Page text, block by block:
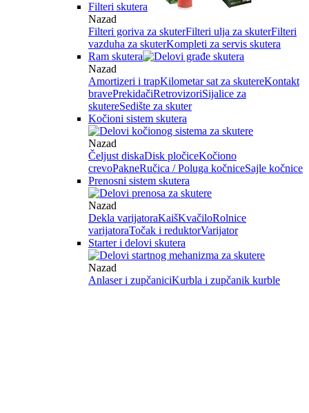
Filteri skutera
Nazad
Filteri goriva za skuterFilteri ulja za skuterFilteri
vazduha za skuterKompleti za servis skutera
Ram skutera
Nazad
Amortizeri i trapKilometar sat za skutereKontakt
bravePrekidačiRetrovizoriSijalice za
skutereSedište za skuter
Kočioni sistem skutera
Nazad
Čeljust diskaDisk pločiceKočiono
crevoPakneRučica / Poluga kočniceSajle kočnice
Prenosni sistem skutera
Nazad
Dekla varijatoraKaišKvačiloRolnice
varijatoraTočak i reduktorVarijator
Starter i delovi skutera
Nazad
Anlaser i zupčaniciKurbla i zupčanik kurble